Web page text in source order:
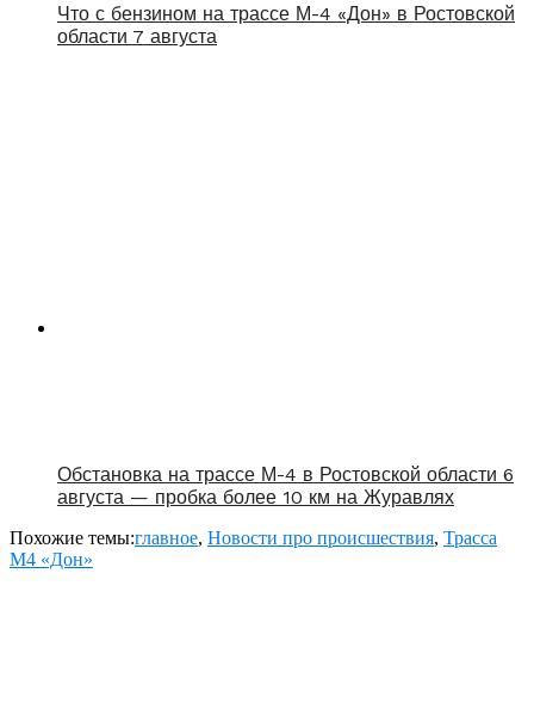
Что с бензином на трассе М-4 «Дон» в Ростовской
области 7 августа
Обстановка на трассе М-4 в Ростовской области 6
августа — пробка более 10 км на Журавлях
Похожие темы:главное, Новости про происшествия, Трасса
М4 «Дон»